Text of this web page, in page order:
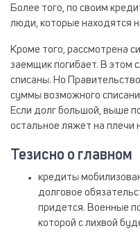
Более того, по своим
люди, которые находятся
Кроме того, рассмотрена
заемщик погибает. В этом
списаны. Но
суммы возможного
Если долг большой, выше
остальное ляжет на плечи
Тезисно о главном
кредиты
долговое
придется. Военные
которой с лихвой